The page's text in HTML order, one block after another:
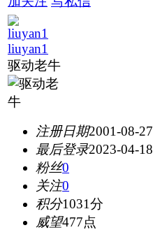
liuyan1
驱动老牛
注册日期2001-08-27
最后登录2023-04-18
粉丝0
关注0
积分1031分
威望477点